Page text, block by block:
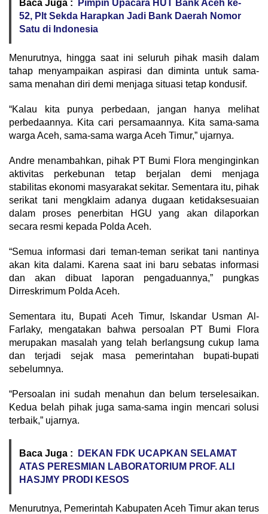
Baca Juga :
Pimpin Upacara HUT Bank Aceh ke-
52, Plt Sekda Harapkan Jadi Bank Daerah Nomor
Satu di Indonesia
Menurutnya, hingga saat ini seluruh pihak masih dalam
tahap menyampaikan aspirasi dan diminta untuk sama-
sama menahan diri demi menjaga situasi tetap kondusif.
“Kalau kita punya perbedaan, jangan hanya melihat
perbedaannya. Kita cari persamaannya. Kita sama-sama
warga Aceh, sama-sama warga Aceh Timur,” ujarnya.
Andre menambahkan, pihak PT Bumi Flora menginginkan
aktivitas perkebunan tetap berjalan demi menjaga
stabilitas ekonomi masyarakat sekitar. Sementara itu, pihak
serikat tani mengklaim adanya dugaan ketidaksesuaian
dalam proses penerbitan HGU yang akan dilaporkan
secara resmi kepada Polda Aceh.
“Semua informasi dari teman-teman serikat tani nantinya
akan kita dalami. Karena saat ini baru sebatas informasi
dan akan dibuat laporan pengaduannya,” pungkas
Dirreskrimum Polda Aceh.
Sementara itu, Bupati Aceh Timur, Iskandar Usman Al-
Farlaky, mengatakan bahwa persoalan PT Bumi Flora
merupakan masalah yang telah berlangsung cukup lama
dan terjadi sejak masa pemerintahan bupati-bupati
sebelumnya.
“Persoalan ini sudah menahun dan belum terselesaikan.
Kedua belah pihak juga sama-sama ingin mencari solusi
terbaik,” ujarnya.
Baca Juga :
DEKAN FDK UCAPKAN SELAMAT
ATAS PERESMIAN LABORATORIUM PROF. ALI
HASJMY PRODI KESOS
Menurutnya, Pemerintah Kabupaten Aceh Timur akan terus